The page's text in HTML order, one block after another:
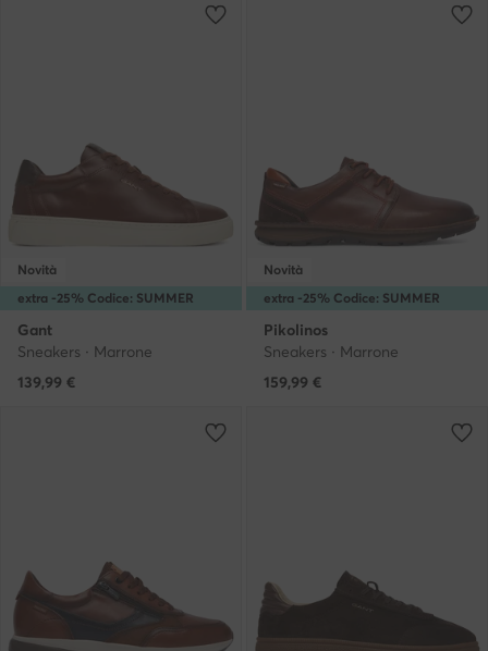
extra -25% Codice: SUMMER
Novità
Gant
Sneakers · Marrone
139,99 €
extra -25% Codice: SUMMER
Novità
Pikolinos
Sneakers · Marrone
159,99 €